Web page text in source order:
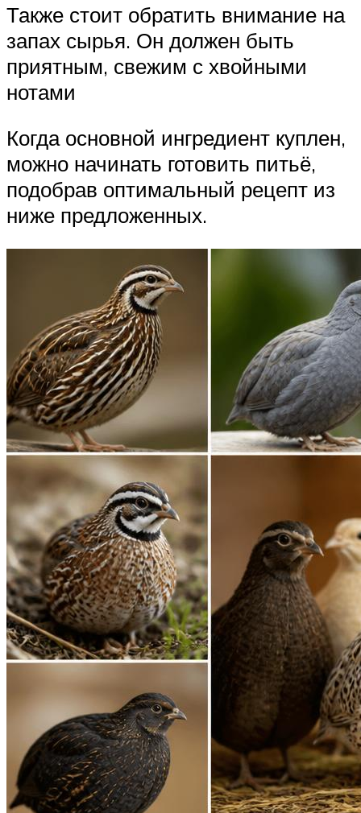
Также стоит обратить внимание на
запах сырья. Он должен быть
приятным, свежим с хвойными
нотами
Когда основной ингредиент куплен,
можно начинать готовить питьё,
подобрав оптимальный рецепт из
ниже предложенных.